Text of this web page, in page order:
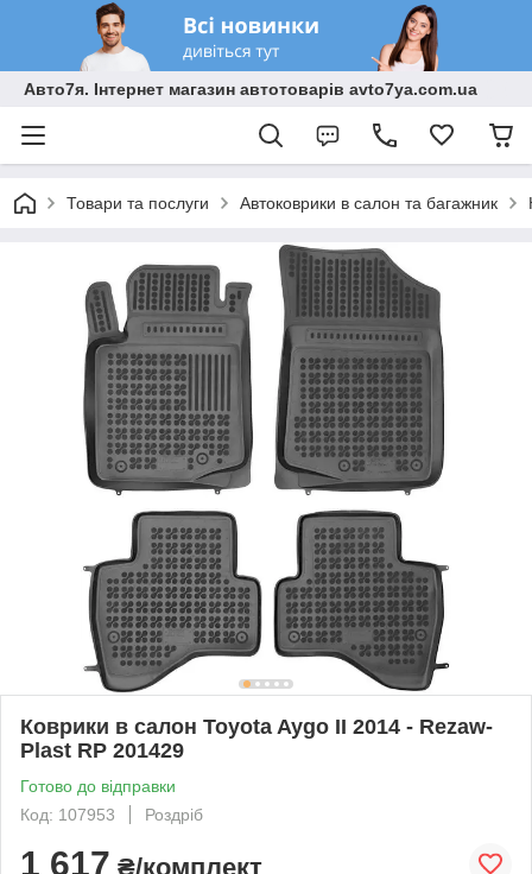
Авто7я. Інтернет магазин автотоварів avto7ya.com.ua
Товари та послуги Автоковрики в салон та багажник
Коврики в салон Toyota Aygo II 2014 - Rezaw-
Plast RP 201429
Готово до відправки
Код: 107953
Роздріб
1 617 ₴/комплект